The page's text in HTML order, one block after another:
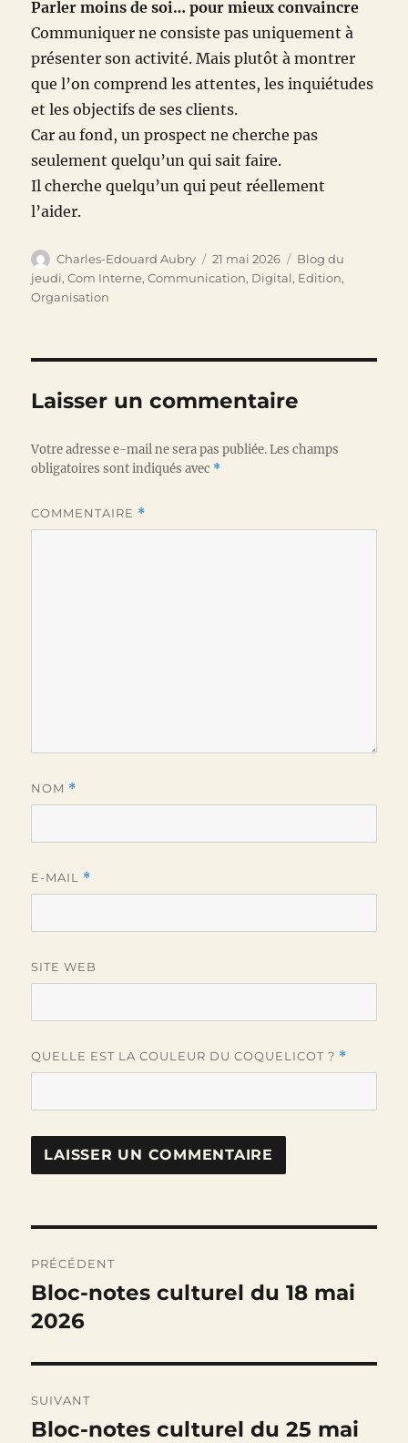
Parler moins de soi… pour mieux convaincre
Communiquer ne consiste pas uniquement à
présenter son activité. Mais plutôt à montrer
que l’on comprend les attentes, les inquiétudes
et les objectifs de ses clients.
Car au fond, un prospect ne cherche pas
seulement quelqu’un qui sait faire.
Il cherche quelqu’un qui peut réellement
l’aider.
Auteur
Charles-Edouard Aubry
Publié
le
21 mai 2026 Catégories
Blog du
jeudi,Com Interne,Communication, Digital, Edition,
Organisation
Laisser un commentaire
Votre adresse e-mail ne sera pas publiée. Les champs
obligatoires sont indiqués avec *
COMMENTAIRE *
NOM *
E-MAIL *
SITE WEB
QUELLE EST LA COULEUR DU COQUELICOT ? *
de
l’article
PRÉCÉDENT
Publication
précédente :
Bloc-notes culturel du 18 mai
2026
SUIVANT
Publication
Bloc-notes culturel du 25 mai